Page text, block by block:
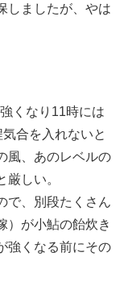
しましたが、やは
くなり11時には
合を入れないと
風、あのレベルの
しい。
で、別段たくさん
）が小鮎の飴炊き
強くなる前にその